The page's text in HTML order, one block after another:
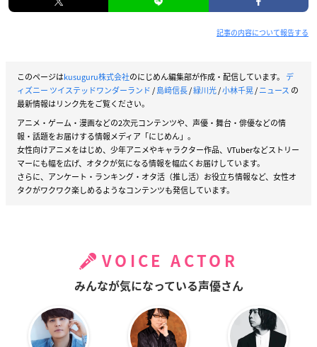
記事の内容について報告する
このページはkusuguru株式会社のにじめん編集部が作成・配信しています。 デ
ィズニー ツイステッドワンダーランド/島﨑信長/緑川光/小林千晃/ニュース の
最新情報はリンク先をご覧ください。
アニメ・ゲーム・漫画などの2次元コンテンツや、声優・舞台・俳優などの情
報・話題をお届けする情報メディア「にじめん」。
女性向けアニメをはじめ、少年アニメやキャラクター作品、VTuberなどストリー
マーにも幅を広げ、オタクが気になる情報を幅広くお届けしています。
さらに、アンケート・ランキング・オタ活（推し活）お役立ち情報など、女性オ
タクがワクワク楽しめるようなコンテンツも発信しています。
VOICE ACTOR
みんなが気になっている声優さん